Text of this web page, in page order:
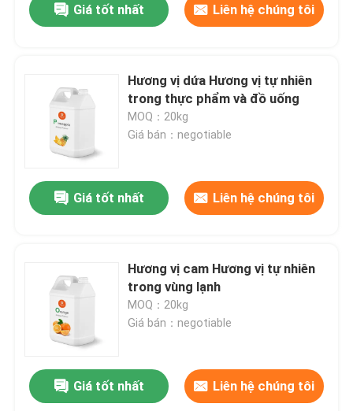
Giá tốt nhất Liên hệ chúng tôi
Hương vị dứa Hương vị tự nhiên
trong thực phẩm và đồ uống
MOQ：20kg
Giá bán：negotiable
Giá tốt nhất Liên hệ chúng tôi
Hương vị cam Hương vị tự nhiên
trong vùng lạnh
MOQ：20kg
Giá bán：negotiable
Giá tốt nhất Liên hệ chúng tôi